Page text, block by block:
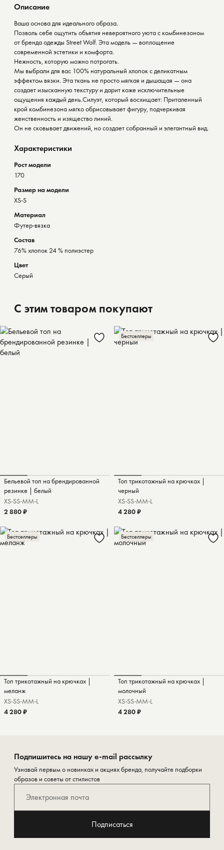
Описание
Ваша основа для идеального образа.
Позволь себе ощутить объятия невероятного уюта с комбинезоном
от бренда одежды Street Wolf. Эта модель — воплощение
современной эстетики и комфорта.
Нежность, которую можно потрогать.
Мы выбрали для вас 100% натуральный хлопок с деликатным
эффектом вязки. Эта ткань не просто мягкая и дышащая — она
создает изысканную текстуру и дарит коже исключительные
ощущения каждый день.Силуэт, который восхищает: Приталенный
крой комбинезона мягко обрисовывает фигуру, подчеркивая
женственность и изящество линий.
Он не сковывает движений, но создает собранный и элегантный вид.
Характеристики
Рост модели
170
Размер на модели
XS-S
Материал
Футер-вязка
Состав
76% хлопок 24 % полиэстер
Цвет
Серый
С этим товаром покупают
Бельевой топ на брендированной
резинке | белый
XS-SS-MM-L
2 880 ₽
Бестселлеры
Топ трикотажный на крючках |
черный
XS-SS-MM-L
4 280 ₽
Бестселлеры
Топ трикотажный на крючках |
меланж
XS-SS-MM-L
4 280 ₽
Бестселлеры
Топ трикотажный на крючках |
молочный
XS-SS-MM-L
4 280 ₽
Подпишитесь на нашу e-mail рассылку
Узнавай первым о новинках и акциях бренда, получайте подборки
образов и советы от стилистов
Подписаться